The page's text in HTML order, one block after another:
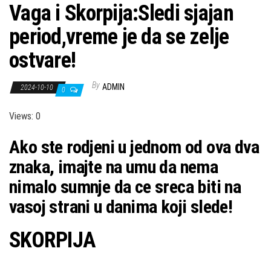
Vaga i Skorpija:Sledi sjajan
period,vreme je da se zelje
ostvare!
2024-10-10 0 By ADMIN
Views: 0
Ako ste rodjeni u jednom od ova dva
znaka, imajte na umu da nema
nimalo sumnje da ce sreca biti na
vasoj strani u danima koji slede!
SKORPIJA